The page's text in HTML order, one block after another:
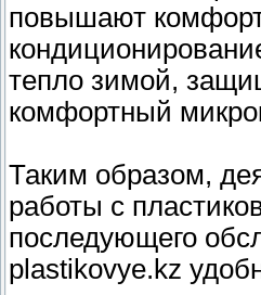
повышают
тепло зимой,
комфортный
Таким образом,
работы с
последующего
plastikovye.kz